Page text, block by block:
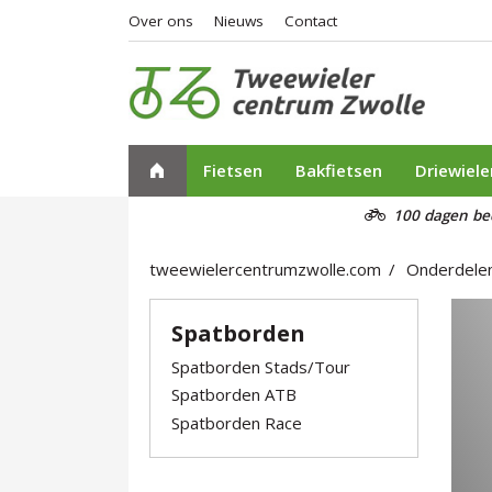
Over ons Nieuws Contact
Fietsen Bakfietsen
100 dagen
tweewielercentrumzwolle.com
Spatborden
Spatborden Stads/Tour
Spatborden ATB
Spatborden Race